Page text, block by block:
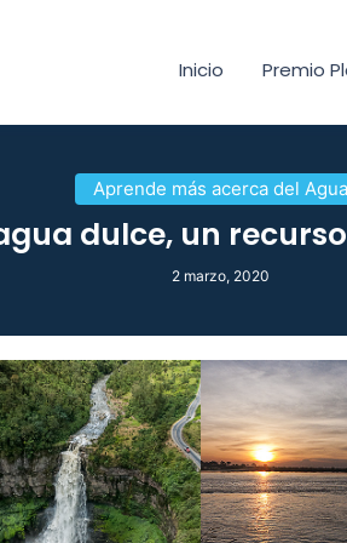
Inicio Premio
Aprende más acerca del Agua
dulce, un
2 marzo, 2020